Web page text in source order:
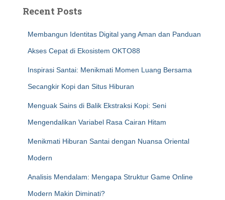
Recent Posts
Membangun Identitas Digital yang Aman dan Panduan
Akses Cepat di Ekosistem OKTO88
Inspirasi Santai: Menikmati Momen Luang Bersama
Secangkir Kopi dan Situs Hiburan
Menguak Sains di Balik Ekstraksi Kopi: Seni
Mengendalikan Variabel Rasa Cairan Hitam
Menikmati Hiburan Santai dengan Nuansa Oriental
Modern
Analisis Mendalam: Mengapa Struktur Game Online
Modern Makin Diminati?